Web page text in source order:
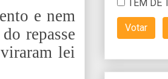
e nem
repasse
lei